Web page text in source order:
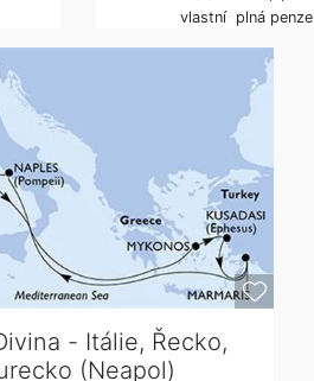
vlastní plná penze
- Itálie, Řecko,
(Neapol)